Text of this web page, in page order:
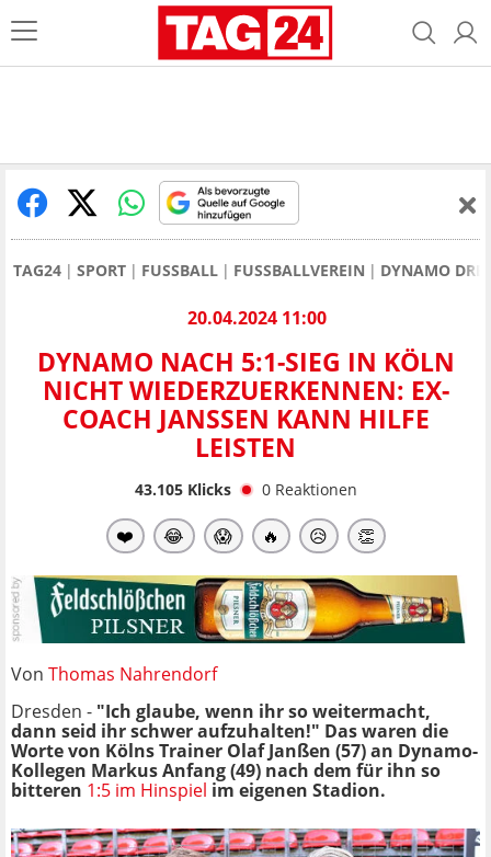
TAG24 SPORT FUSSBALL FUSSBALLVEREIN DYNAMO
20.04.2024 11:00
DYNAMO NACH 5:1-SIEG IN KÖLN
NICHT WIEDERZUERKENNEN: EX-
COACH JANSSEN KANN HILFE L
EISTEN
43.105Klicks 0 Reaktionen
❤️ 😂 😱 🔥 😥 👏
Von Thomas Nahrendorf
Dresden - "Ich glaube, wenn ihr so weitermacht,
dann seid ihr schwer aufzuhalten!" Das waren die
Worte von Kölns Trainer Olaf Janßen (57) an Dynamo-
Kollegen Markus Anfang (49) nach dem für ihn so
bitteren 1:5 im Hinspiel im eigenen Stadion.